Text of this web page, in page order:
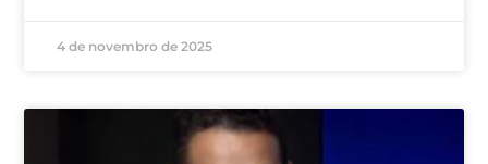
4 de novembro de 2025